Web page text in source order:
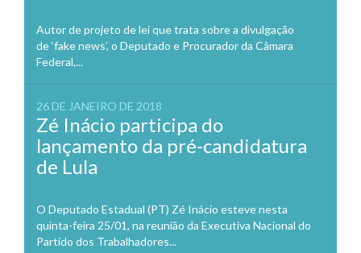
Autor de projeto de lei que trata sobre a divulgação
de ‘fake news’, o Deputado e Procurador da Câmara
Federal,...
26 DE JANEIRO DE 2018
Zé Inácio participa do
lançamento da pré-candidatura
de Lula
O Deputado Estadual (PT) Zé Inácio esteve nesta
quinta-feira 25/01, na reunião da Executiva Nacional do
Partido dos Trabalhadores...